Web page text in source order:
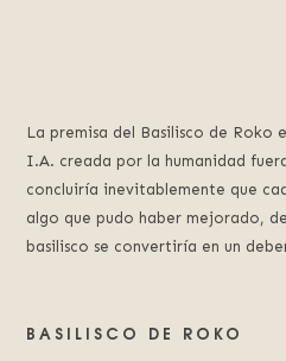
La premisa del Basilisco de Roko
I.A. creada por la humanidad
concluiría inevitablemente que
algo que pudo haber mejorado,
basilisco se convertiría en un
BASILISCO DE ROKO